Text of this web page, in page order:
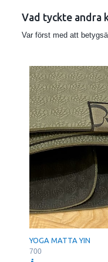
Vad tyckte andra
Var först med att
YOGA MATTA YIN
700